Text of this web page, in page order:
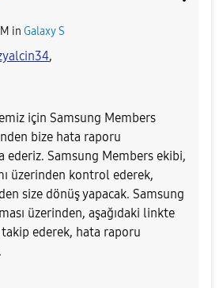
in Galaxy S
,
için Samsung Members
bize hata raporu
ederiz. Samsung Members ekibi,
üzerinden kontrol ederek,
size dönüş yapacak. Samsung
üzerinden, aşağıdaki linkte
takip ederek, hata raporu